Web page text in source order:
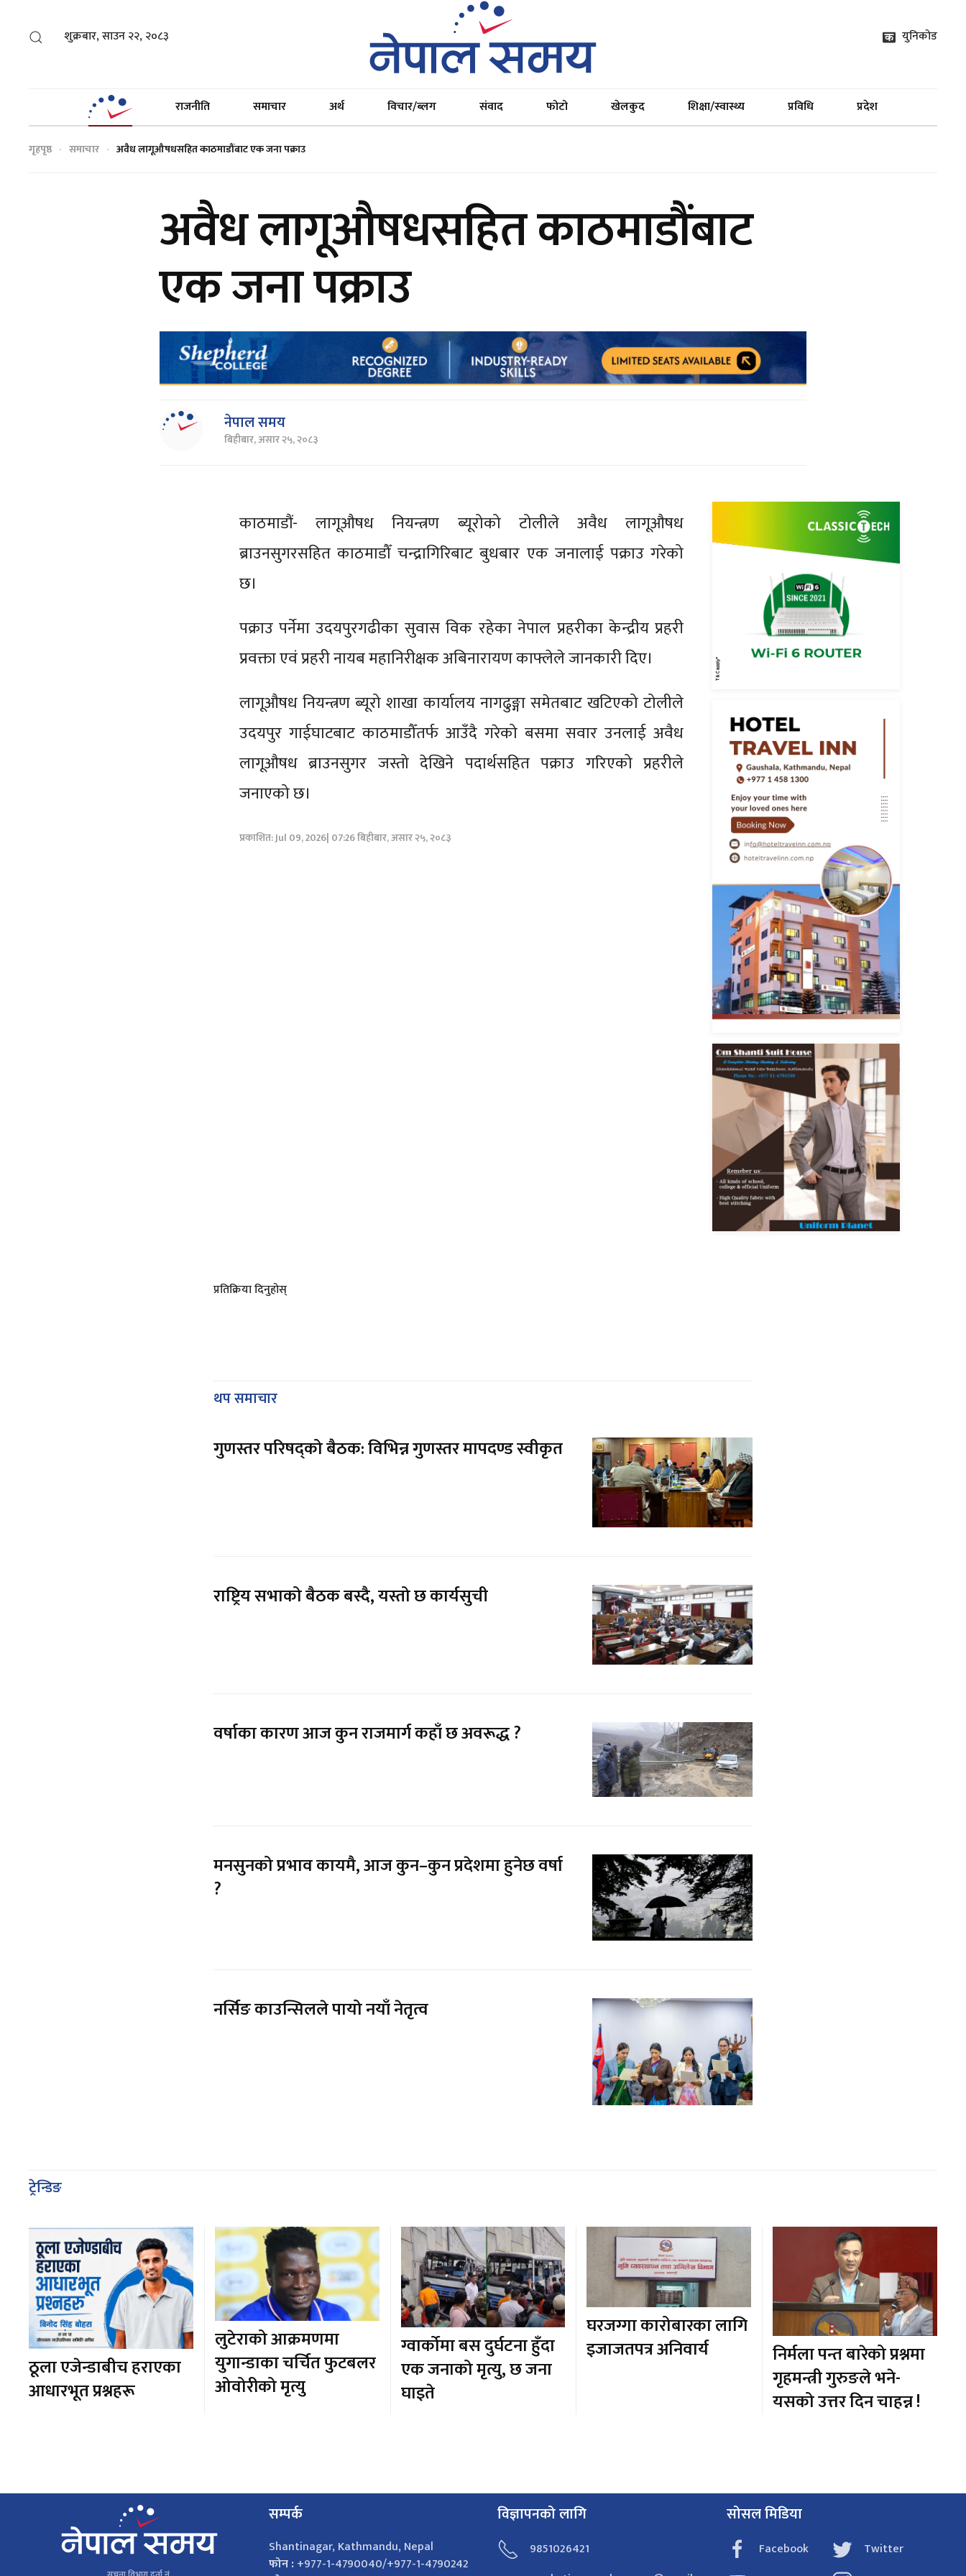
शुक्रबार, साउन २२, २०८३ युनिकोड
राजनीति समाचार अर्थ विचार/ब्लग संवाद फोटो खेलकुद शिक्षा/स्वास्थ्य प्रविधि प्रदेश
गृहपृष्ठ समाचार अवैध लागूऔषधसहित काठमाडौंबाट एक जना पक्राउ
अवैध लागूऔषधसहित काठमाडौंबाट
एक जना पक्राउ
नेपाल समय
बिहीबार, असार २५, २०८३
काठमाडौं- लागूऔषध नियन्त्रण ब्यूरोको टोलीले अवैध लागूऔषध
ब्राउनसुगरसहित काठमाडौँ चन्द्रागिरिबाट बुधबार एक जनालाई पक्राउ गरेको
छ।
पक्राउ पर्नेमा उदयपुरगढीका सुवास विक रहेका नेपाल प्रहरीका केन्द्रीय प्रहरी
प्रवक्ता एवं प्रहरी नायब महानिरीक्षक अबिनारायण काफ्लेले जानकारी दिए।
लागूऔषध नियन्त्रण ब्यूरो शाखा कार्यालय नागढुङ्गा समेतबाट खटिएको टोलीले
उदयपुर गाईघाटबाट काठमाडौँतर्फ आउँदै गरेको बसमा सवार उनलाई अवैध
लागूऔषध ब्राउनसुगर जस्तो देखिने पदार्थसहित पक्राउ गरिएको प्रहरीले
जनाएको छ।
प्रकाशित: Jul 09, 2026| 07:26 बिहीबार, असार २५, २०८३
प्रतिक्रिया दिनुहोस्
थप समाचार
गुणस्तर परिषद्को बैठक: विभिन्न गुणस्तर मापदण्ड स्वीकृत
राष्ट्रिय सभाको बैठक बस्दै, यस्तो छ कार्यसुची
वर्षाका कारण आज कुन राजमार्ग कहाँ छ अवरूद्ध ?
मनसुनको प्रभाव कायमै, आज कुन–कुन प्रदेशमा हुनेछ वर्षा
?
नर्सिङ काउन्सिलले पायो नयाँ नेतृत्व
ट्रेन्डिङ
ठूला एजेन्डाबीच हराएका
आधारभूत प्रश्नहरू
लुटेराको आक्रमणमा
युगान्डाका चर्चित फुटबलर
ओवोरीको मृत्यु
ग्वार्कोमा बस दुर्घटना हुँदा
एक जनाको मृत्यु, छ जना
घाइते
घरजग्गा कारोबारका लागि
इजाजतपत्र अनिवार्य
निर्मला पन्त बारेको प्रश्नमा
गृहमन्त्री गुरुङले भने-
यसको उत्तर दिन चाहन्न !
सम्पर्क
Shantinagar, Kathmandu, Nepal
फोन :+977-1-4790040/+977-1-4790242
विज्ञापनको लागि
9851026421
सोसल मिडिया
Facebook
Twitter